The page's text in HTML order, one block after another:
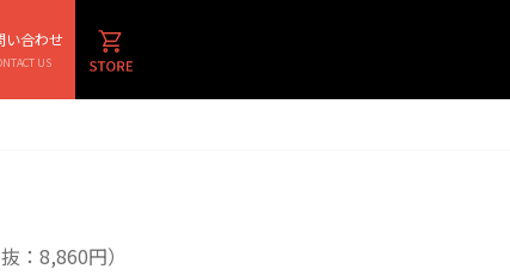
い合わせ
US
抜：8,860円）